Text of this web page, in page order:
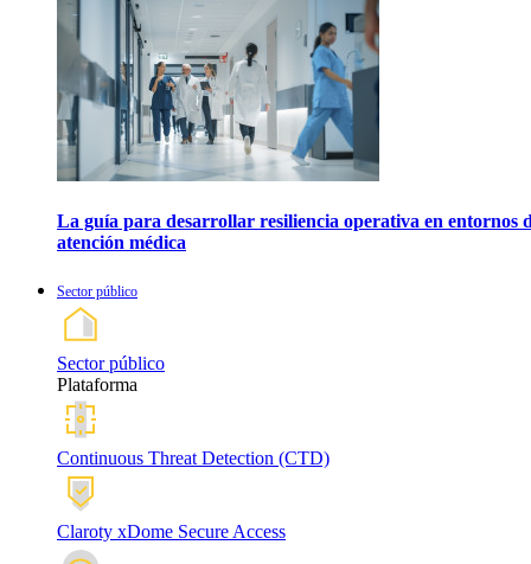
La guía para desarrollar resiliencia operativa en entornos
atención médica
Sector público
Sector público
Plataforma
Continuous Threat Detection (CTD)
Claroty xDome Secure Access